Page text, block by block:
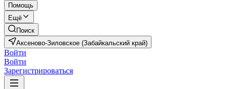
Помощь
Ещё
Поиск
Аксеново-Зиловское (Забайкальский край)
Войти
Войти
Зарегистрироваться